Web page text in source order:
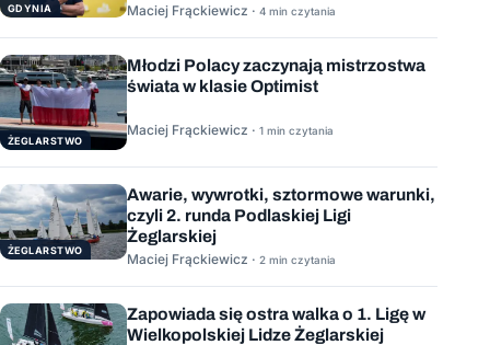
GDYNIA Maciej Frąckiewicz · 4 min czytania
ŻEGLARSTWO
Młodzi Polacy zaczynają mistrzostwa
świata w klasie Optimist
Maciej Frąckiewicz · 1 min czytania
ŻEGLARSTWO
Awarie, wywrotki, sztormowe warunki,
czyli 2. runda Podlaskiej Ligi
Żeglarskiej
Maciej Frąckiewicz · 2 min czytania
Zapowiada się ostra walka o 1. Ligę w
Wielkopolskiej Lidze Żeglarskiej